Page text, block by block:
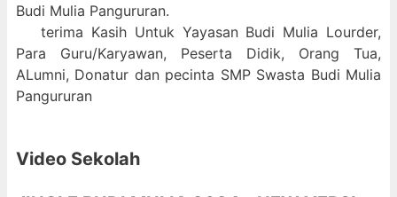
Budi Mulia Pangururan.
terima Kasih Untuk Yayasan Budi Mulia Lourder,
Para Guru/Karyawan, Peserta Didik, Orang Tua,
ALumni, Donatur dan pecinta SMP Swasta Budi Mulia
Pangururan
Video Sekolah